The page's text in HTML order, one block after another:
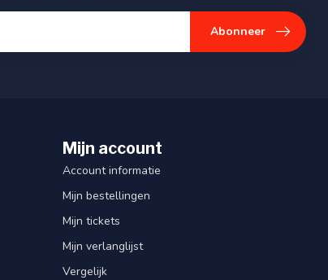
Abonneer
Mijn account
Account informatie
Mijn bestellingen
Mijn tickets
Mijn verlanglijst
Vergelijk